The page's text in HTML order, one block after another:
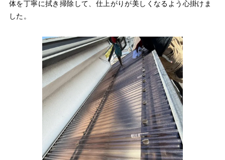
体を丁寧に拭き掃除して、仕上がりが美しくなるよう心掛けま
した。